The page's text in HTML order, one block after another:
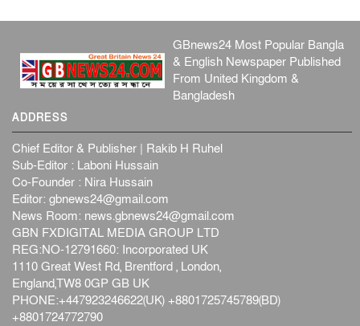
GBnews24 Most Popular Bangla
& English Newspaper Published
From United Kingdom &
Bangladesh
ADDRESS
Chief Editor & Publisher | Rakib H Ruhel
Sub-Editor : Laboni Hussain
Co-Founder : Nira Hussain
Editor: gbnews24@gmail.com
News Room: news.gbnews24@gmail.com
GBN FXDIGITAL MEDIA GROUP LTD
REG:NO-12791660: Incorporated UK
1110 Great West Rd, Brentford , London,
England,TW8 0GP GB UK
PHONE:+447923246622(UK) +8801725745789(BD)
+8801724772790